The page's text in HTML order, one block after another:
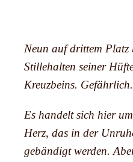
Neun auf drittem Platz
Stillehalten seiner
Kreuzbeins.
Es handelt sich hier
Herz, das in der
gebändigt werden.